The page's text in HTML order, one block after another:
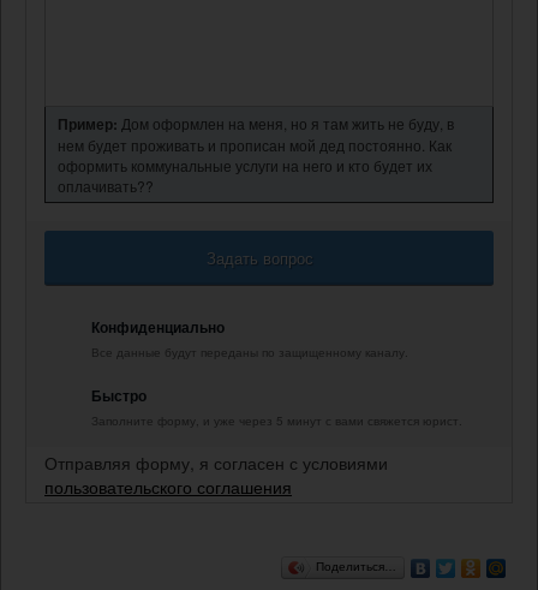
Пример: Дом оформлен на меня, но я там жить не буду, в
нем будет проживать и прописан мой дед постоянно. Как
оформить коммунальные услуги на него и кто будет их
оплачивать??
Задать вопрос
Конфиденциально
Все данные будут переданы по защищенному каналу.
Быстро
Заполните форму, и уже через 5 минут с вами свяжется юрист.
Отправляя форму, я согласен с условиями
пользовательского соглашения
Поделиться…